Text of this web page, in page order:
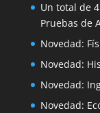
Un total de
Pruebas de
Novedad:
Novedad:
Novedad:
Novedad: